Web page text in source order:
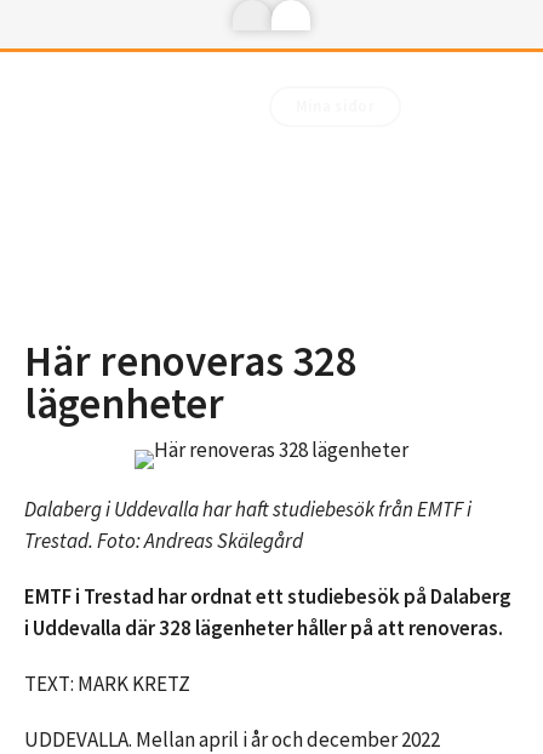
Här renoveras 328
lägenheter
Dalaberg i Uddevalla har haft studiebesök från EMTF i
Trestad. Foto: Andreas Skälegård
EMTF i Trestad har ordnat ett studiebesök på Dalaberg
i Uddevalla där 328 lägenheter håller på att renoveras.
TEXT: MARK KRETZ
UDDEVALLA. Mellan april i år och december 2022